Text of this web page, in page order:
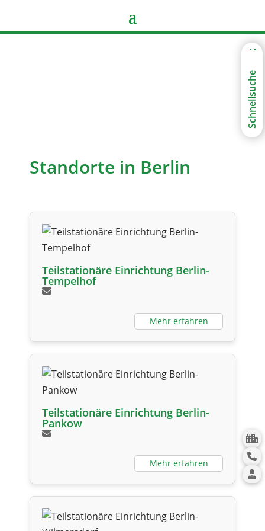
Schnellsuche
Standorte in Berlin
Teilstationäre Einrichtung Berlin-
Tempelhof
Mehr erfahren
Teilstationäre Einrichtung Berlin-
Pankow
Mehr erfahren